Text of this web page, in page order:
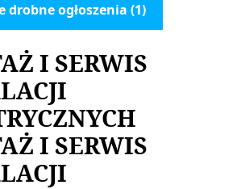
drobne ogłoszenia (1)
I SERWIS
I SERWIS